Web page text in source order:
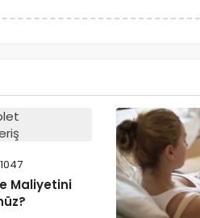
1047
Maliyetini